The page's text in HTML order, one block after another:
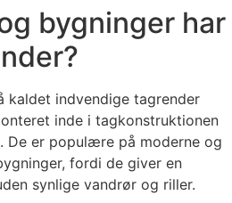
bygninger har
indvendige tagrender
inde i tagkonstruktionen
De er populære på moderne og
fordi de giver en
synlige vandrør og riller.